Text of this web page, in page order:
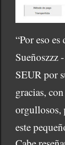
“Por eso
Sueñoszzz
SEUR por
gracias,
orgullosos,
este